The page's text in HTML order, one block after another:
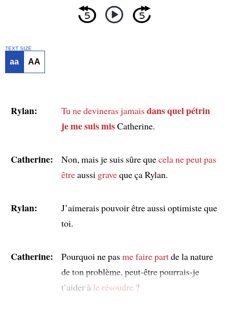
TEXT SIZE
aa AA
Rylan: Tu ne devineras jamaisdans quel pétrin
je me suis misCatherine.
Catherine: Non, mais je suis sûre quecela ne peut pas
êtreaussi graveque ça Rylan.
Rylan:
J’aimerais pouvoir être aussi optimiste que
toi.
Catherine: Pourquoi ne pasme faire partde la nature
de ton problème, peut-être pourrais-je
t’aider à le résoudre ?